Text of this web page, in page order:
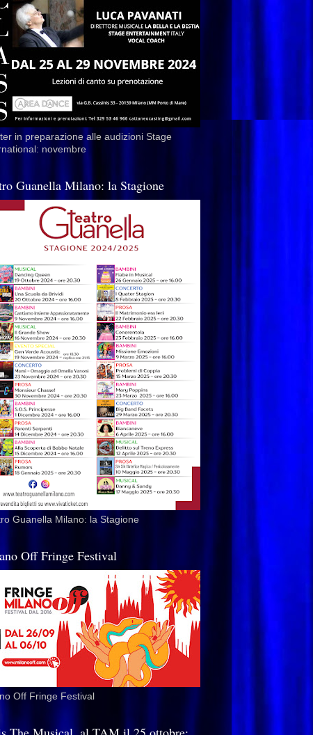
in preparazione alle audizioni Stage
novembre
Guanella Milano: la Stagione
Guanella Milano: la Stagione
Off Fringe Festival
Off Fringe Festival